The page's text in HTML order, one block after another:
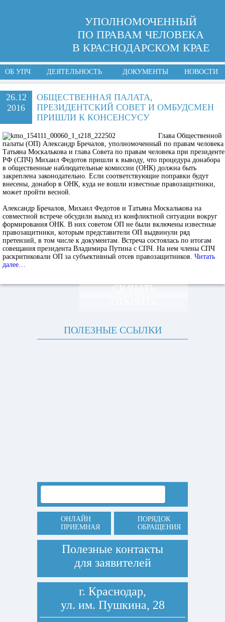
УПОЛНОМОЧЕННЫЙ
ПО ПРАВАМ ЧЕЛОВЕКА
В КРАСНОДАРСКОМ КРАЕ
ОБ УПЧ ДЕЯТЕЛЬНОСТЬ ДОКУМЕНТЫ НОВОСТИ
26.12
2016
ОБЩЕСТВЕННАЯ ПАЛАТА,
ПРЕЗИДЕНТСКИЙ СОВЕТ И ОМБУДСМЕН
ПРИШЛИ К КОНСЕНСУСУ
Глава Общественной
палаты (ОП) Александр Бречалов, уполномоченный по правам человека
Татьяна Москалькова и глава Совета по правам человека при президенте
РФ (СПЧ) Михаил Федотов пришли к выводу, что процедура донабора
в общественные наблюдательные комиссии (ОНК) должна быть
закреплена законодательно. Если соответствующие поправки будут
внесены, донабор в ОНК, куда не вошли известные правозащитники,
может пройти весной.
Александр Бречалов, Михаил Федотов и Татьяна Москалькова на
совместной встрече обсудили выход из конфликтной ситуации вокруг
формирования ОНК. В них советом ОП не были включены известные
правозащитники, которым представители ОП выдвинули ряд
претензий, в том числе к документам. Встреча состоялась по итогам
совещания президента Владимира Путина с СПЧ. На нем члены СПЧ
раскритиковали ОП за субъективный отсев правозащитников. Читать
далее…
СКАЧАТЬ
ПОЛЕЗНЫЕ ССЫЛКИ
ОНЛАЙН
ПРИЕМНАЯ
ПОРЯДОК
ОБРАЩЕНИЯ
Полезные контакты
для заявителей
г. Краснодар,
ул. им. Пушкина, 28